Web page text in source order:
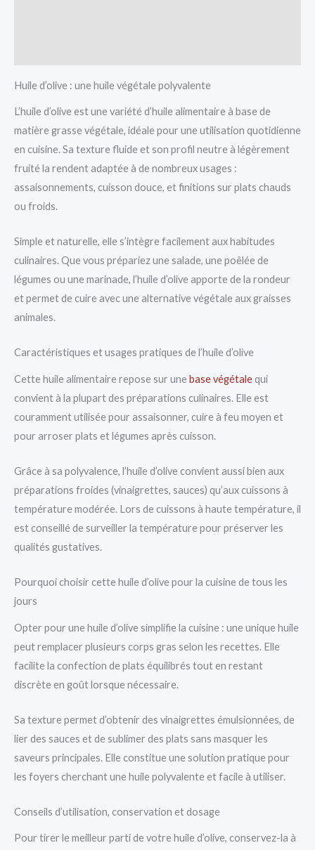
Huile d’olive : une huile végétale polyvalente
L’huile d’olive est une variété d’huile alimentaire à base de
matière grasse végétale, idéale pour une utilisation quotidienne
en cuisine. Sa texture fluide et son profil neutre à légèrement
fruité la rendent adaptée à de nombreux usages :
assaisonnements, cuisson douce, et finitions sur plats chauds
ou froids.
Simple et naturelle, elle s’intègre facilement aux habitudes
culinaires. Que vous prépariez une salade, une poêlée de
légumes ou une marinade, l’huile d’olive apporte de la rondeur
et permet de cuire avec une alternative végétale aux graisses
animales.
Caractéristiques et usages pratiques de l’huile d’olive
Cette huile alimentaire repose sur unebase végétalequi
convient à la plupart des préparations culinaires. Elle est
couramment utilisée pour assaisonner, cuire à feu moyen et
pour arroser plats et légumes après cuisson.
Grâce à sa polyvalence, l’huile d’olive convient aussi bien aux
préparations froides (vinaigrettes, sauces) qu’aux cuissons à
température modérée. Lors de cuissons à haute température, il
est conseillé de surveiller la température pour préserver les
qualités gustatives.
Pourquoi choisir cette huile d’olive pour la cuisine de tous les
jours
Opter pour une huile d’olive simplifie la cuisine : une unique huile
peut remplacer plusieurs corps gras selon les recettes. Elle
facilite la confection de plats équilibrés tout en restant
discrète en goût lorsque nécessaire.
Sa texture permet d’obtenir des vinaigrettes émulsionnées, de
lier des sauces et de sublimer des plats sans masquer les
saveurs principales. Elle constitue une solution pratique pour
les foyers cherchant une huile polyvalente et facile à utiliser.
Conseils d’utilisation, conservation et dosage
Pour tirer le meilleur parti de votre huile d’olive, conservez-la à